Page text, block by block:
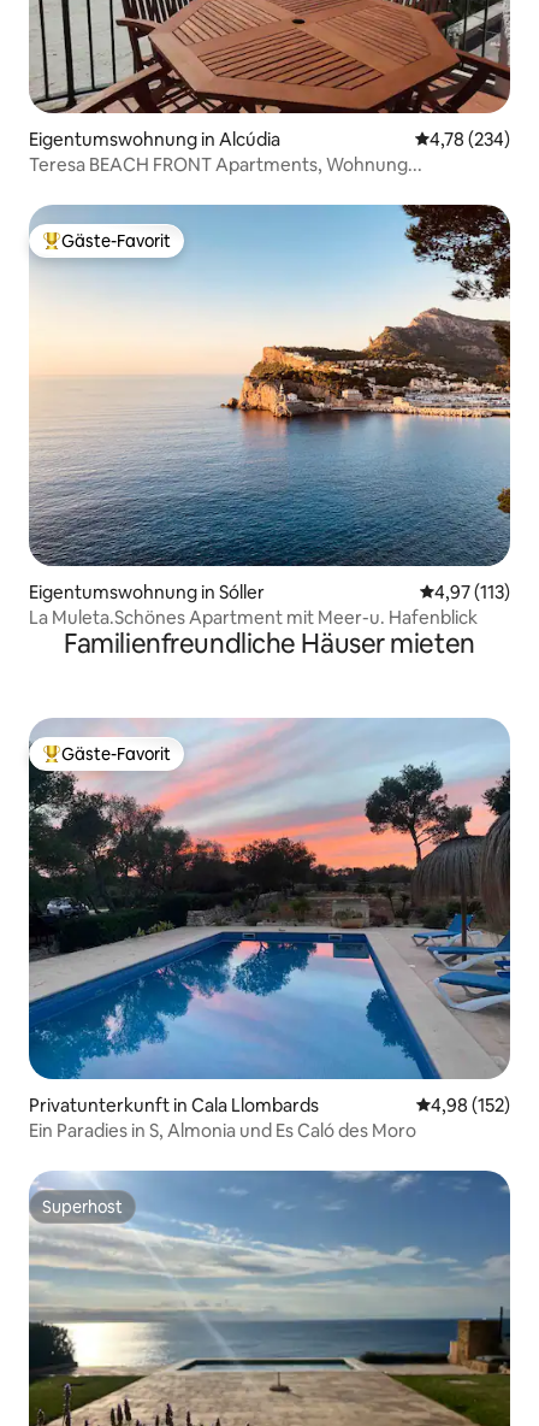
Eigentumswohnung in Alcúdia
4,78 (234)
Teresa BEACH FRONT Apartments, Wohnung...
Beliebter Gäste-Favorit.
Gäste-Favorit
Eigentumswohnung in Sóller
4,97 (113)
La Muleta.Schönes Apartment mit Meer-u. Hafenblick
Familienfreundliche Häuser mieten
Beliebter Gäste-Favorit.
Gäste-Favorit
Privatunterkunft in Cala Llombards
4,98 (152)
Ein Paradies in S, Almonia und Es Caló des Moro
Superhost
Superhost